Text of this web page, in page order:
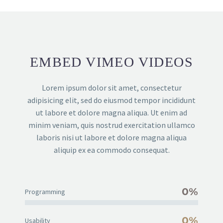
EMBED VIMEO VIDEOS
Lorem ipsum dolor sit amet, consectetur
adipisicing elit, sed do eiusmod tempor incididunt
ut labore et dolore magna aliqua. Ut enim ad
minim veniam, quis nostrud exercitation ullamco
laboris nisi ut labore et dolore magna aliqua
aliquip ex ea commodo consequat.
Programming 0%
Usability 0%